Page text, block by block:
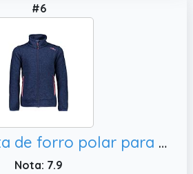
#6
CMP Chaqueta de forro polar para niñas., 128
Nota: 7.9